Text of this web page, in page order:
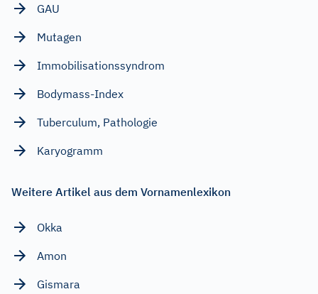
GAU
Mutagen
Immobilisationssyndrom
Bodymass-Index
Tuberculum, Pathologie
Karyogramm
Weitere Artikel aus dem Vornamenlexikon
Okka
Amon
Gismara